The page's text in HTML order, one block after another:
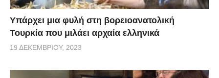
Υπάρχει μια φυλή στη βορειοανατολική
Τουρκία που μιλάει αρχαία ελληνικά
19 ΔΕΚΕΜΒΡΊΟΥ, 2023